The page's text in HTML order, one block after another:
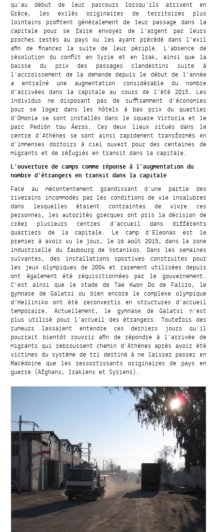
qu’au début de leur parcours lorsqu’ils arrivent en
Grèce, les exilés originaires de territoires plus
lointains profitent généralement de leur passage dans la
capitale pour se faire envoyer de l’argent par leurs
proches restés au pays ou les ayant précédé dans l’exil
afin de financer la suite de leur périple. L’absence de
résolution du conflit en Syrie et en Irak, ainsi que la
baisse du prix des passages clandestins suite à
l’accroissement de la demande depuis le début de l’année
a entraîné une augmentation considérable du nombre
d’arrivées dans la capitale au cours de l’été 2015. Les
individus ne disposant pas de suffisamment d’économies
pour se loger dans les hôtels à bas prix du quartier
d’Omonia se sont installés dans le square Victoria et le
parc Pedión tou Áeros. Ces deux lieux situés dans le
centre d’Athènes se sont ainsi rapidement transformés en
d’immenses dortoirs à ciel ouvert pour des centaines de
migrants et de réfugiés en transit dans la capitale.
L’ouverture de camps comme réponse à l’augmentation du
nombre d’étrangers en transit dans la capitale
Face au mécontentement grandissant d’une partie des
riverains incommodés par les conditions de vie insalubres
dans lesquelles étaient contraintes de vivre ces
personnes, les autorités grecques ont pris la décision de
créer plusieurs centres d’accueil dans différents
quartiers de la capitale. Le camp d’Eleonas est le
premier à avoir vu le jour, le 16 août 2015, dans la zone
industrielle du faubourg de Votanikos. Dans les semaines
suivantes, des installations sportives construites pour
les jeux olympiques de 2004 et rarement utilisées depuis
ont également été réquisitionnées par le gouvernement.
C’est ainsi que le stade de Tae Kwon Do de Faliro, le
gymnase de Galatsi ou bien encore le complexe olympique
d’Helliniko ont été reconvertis en structures d’accueil
temporaire. Actuellement, le gymnase de Galatsi n’est
plus utilisé pour l’accueil des étrangers. Toutefois des
rumeurs lassaient entendre ces derniers jours qu’il
pourrait bientôt rouvrir afin de répondre à l’arrivée de
migrants qui rebroussent chemin d’Athènes après avoir été
victimes du système de tri destiné à ne laisser passer en
Macédoine que les ressortissants originaires de pays en
guerre (Afghans, Irakiens et Syriens).